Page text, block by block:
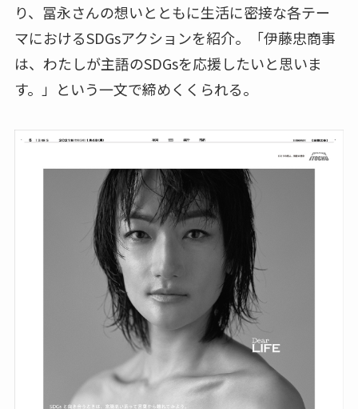
り、冨永さんの想いとともに生活に密接な各テー
マにおけるSDGsアクションを紹介。「伊藤忠商事
は、わたしが主語のSDGsを応援したいと思いま
す。」という一文で締めくくられる。